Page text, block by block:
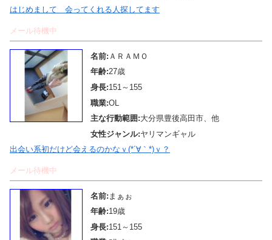
はじめまして 会ってくれる人探してます
メール待機中
名前: ＡＲＡＭＯ
年齢:27歳
身長:151～155
職業:OL
主な行動範囲:大分県豊後高田市、他
女性ジャンル:ヤリマンギャル
出会い系初だけど会えるのかなｖ(*´∀｀*)ｖ？
メール待機中
名前: まぁぉ
年齢:19歳
身長:151～155